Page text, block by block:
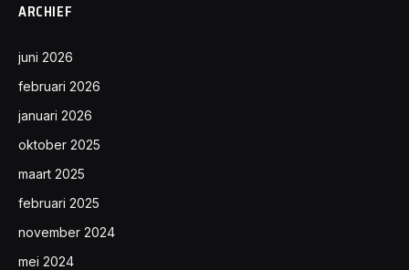
ARCHIEF
juni 2026
februari 2026
januari 2026
oktober 2025
maart 2025
februari 2025
november 2024
mei 2024